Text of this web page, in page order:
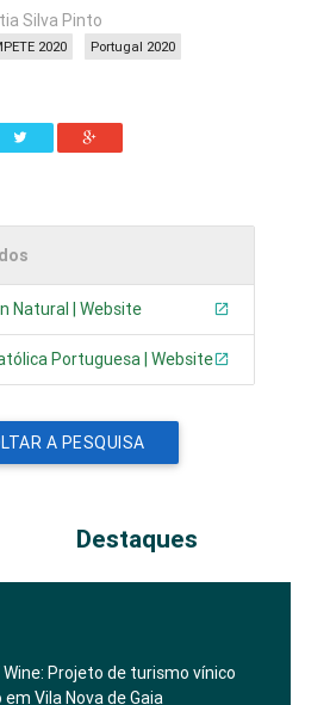
Silva Pinto
Portugal 2020
2020
Natural | Website
Portuguesa | Website
A PESQUISA
Destaques
Wine: Projeto de turismo vínico
Vila Nova de Gaia